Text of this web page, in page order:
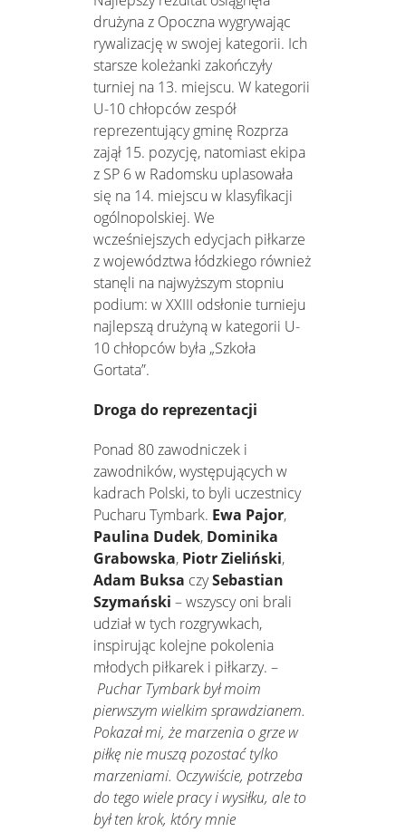
drużyna z Opoczna wygrywając
rywalizację w swojej kategorii. Ich
starsze koleżanki zakończyły
turniej na 13. miejscu. W kategorii
U-10 chłopców zespół
reprezentujący gminę Rozprza
zajął 15. pozycję, natomiast ekipa
z SP 6 w Radomsku uplasowała
się na 14. miejscu w klasyfikacji
ogólnopolskiej. We
wcześniejszych edycjach piłkarze
z województwa łódzkiego również
stanęli na najwyższym stopniu
podium: w XXIII odsłonie turnieju
najlepszą drużyną w kategorii U-
10 chłopców była „Szkoła
Gortata”.
Droga do reprezentacji
Ponad 80 zawodniczek i
zawodników, występujących w
kadrach Polski, to byli uczestnicy
Pucharu Tymbark. Ewa Pajor,
Paulina Dudek, Dominika
Grabowska, Piotr Zieliński,
Adam Buksa czySebastian
Szymański – wszyscy oni brali
udział w tych rozgrywkach,
inspirując kolejne pokolenia
młodych piłkarek i piłkarzy. –
Puchar Tymbark był moim
pierwszym wielkim sprawdzianem.
Pokazał mi, że marzenia o grze w
piłkę nie muszą pozostać tylko
marzeniami. Oczywiście, potrzeba
do tego wiele pracy i wysiłku, ale to
był ten krok, który mnie